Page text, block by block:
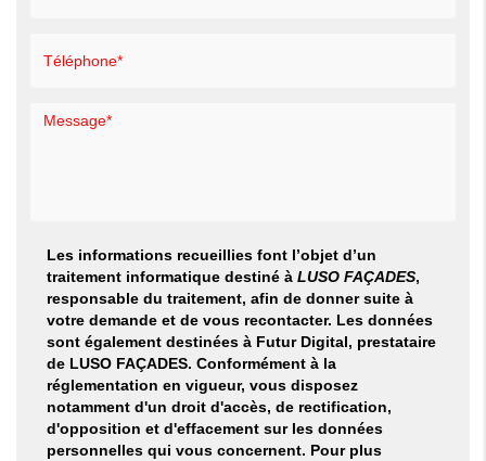
Les informations recueillies font l’objet d’un
traitement informatique destiné àLUSO FAÇADES,
responsable du traitement, afin de donner suite à
votre demande et de vous recontacter. Les données
sont également destinées à Futur Digital, prestataire
de LUSO FAÇADES. Conformément à la
réglementation en vigueur, vous disposez
notamment d'un droit d'accès, de rectification,
d'opposition et d'effacement sur les données
personnelles qui vous concernent. Pour plus